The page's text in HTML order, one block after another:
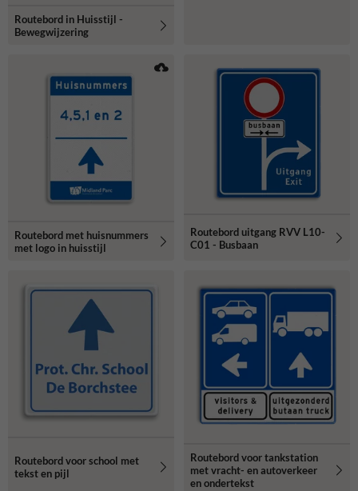
Routebord in Huisstijl -
Bewegwijzering
Routebord met huisnummers
met logo in huisstijl
Routebord uitgang RVV L10-
C01 - Busbaan
Routebord voor school met
tekst en pijl
Routebord voor tankstation
met vracht- en autoverkeer
en ondertekst